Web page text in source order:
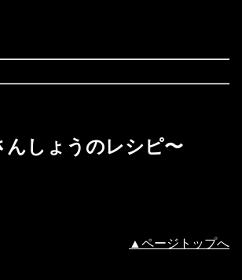
んしょうのレシピ〜
▲ページトップへ